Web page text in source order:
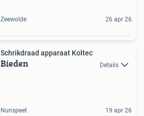
Zeewolde 26 apr 26
Schrikdraad apparaat Koltec
Bieden Details
Nunspeet 19 apr 26